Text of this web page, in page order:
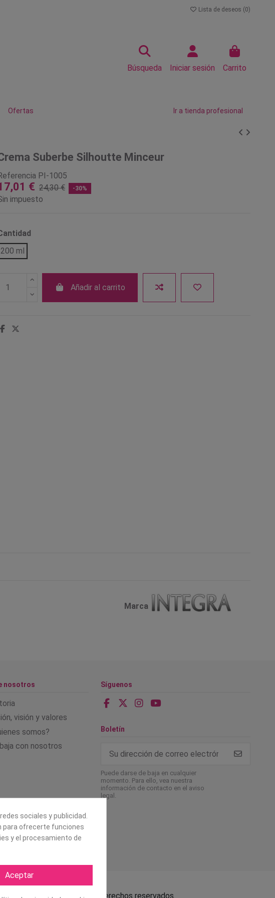
Lista de deseos (0)
Búsqueda Iniciar sesión Carrito
Ofertas Ir a tienda profesional
Suberbe Silhoutte Minceur
PI-1005
€ 24,30 € -30%
impuesto
200 ml
Añadir al carrito
Marca
nosotros
visión y valores
somos?
con nosotros
Síguenos
Boletín
Puede darse de baja en cualquier
momento. Para ello, vea nuestra
información de contacto en el aviso
legal.
Mapexbell S.L. Todos los derechos reservados.
sociales y publicidad.
para ofrecerte funciones
y el procesamiento de
Aceptar